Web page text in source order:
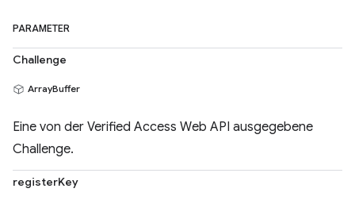
PARAMETER
Challenge
ArrayBuffer
Eine von der Verified Access Web API ausgegebene
Challenge.
registerKey